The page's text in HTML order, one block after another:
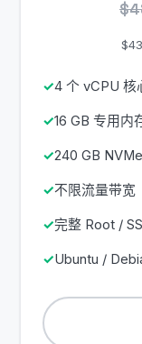
4 个 vCPU 核
16 GB 专用内
240 GB
不限流量带宽
完整 Root /
Ubuntu /